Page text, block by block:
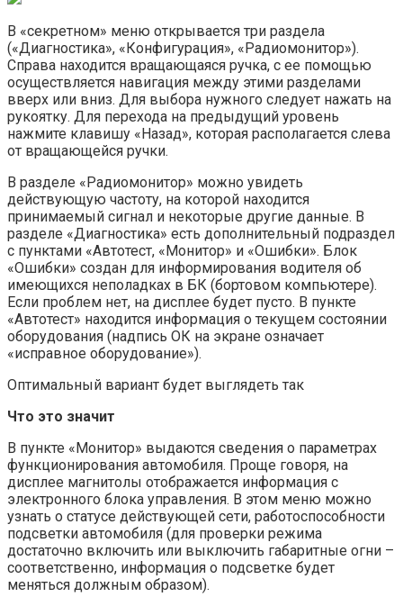
В «секретном» меню открывается три раздела
(«Диагностика», «Конфигурация», «Радиомонитор»).
Справа находится вращающаяся ручка, с ее помощью
осуществляется навигация между этими разделами
вверх или вниз. Для выбора нужного следует нажать на
рукоятку. Для перехода на предыдущий уровень
нажмите клавишу «Назад», которая располагается слева
от вращающейся ручки.
В разделе «Радиомонитор» можно увидеть
действующую частоту, на которой находится
принимаемый сигнал и некоторые другие данные. В
разделе «Диагностика» есть дополнительный подраздел
с пунктами «Автотест, «Монитор» и «Ошибки». Блок
«Ошибки» создан для информирования водителя об
имеющихся неполадках в БК (бортовом компьютере).
Если проблем нет, на дисплее будет пусто. В пункте
«Автотест» находится информация о текущем состоянии
оборудования (надпись ОК на экране означает
«исправное оборудование»).
Оптимальный вариант будет выглядеть так
Что это значит
В пункте «Монитор» выдаются сведения о параметрах
функционирования автомобиля. Проще говоря, на
дисплее магнитолы отображается информация с
электронного блока управления. В этом меню можно
узнать о статусе действующей сети, работоспособности
подсветки автомобиля (для проверки режима
достаточно включить или выключить габаритные огни –
соответственно, информация о подсветке будет
меняться должным образом).